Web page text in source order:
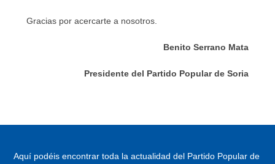
Gracias por acercarte a nosotros.
Benito Serrano Mata
Presidente del Partido Popular de Soria
Aquí podéis encontrar toda la actualidad del Partido Popular de